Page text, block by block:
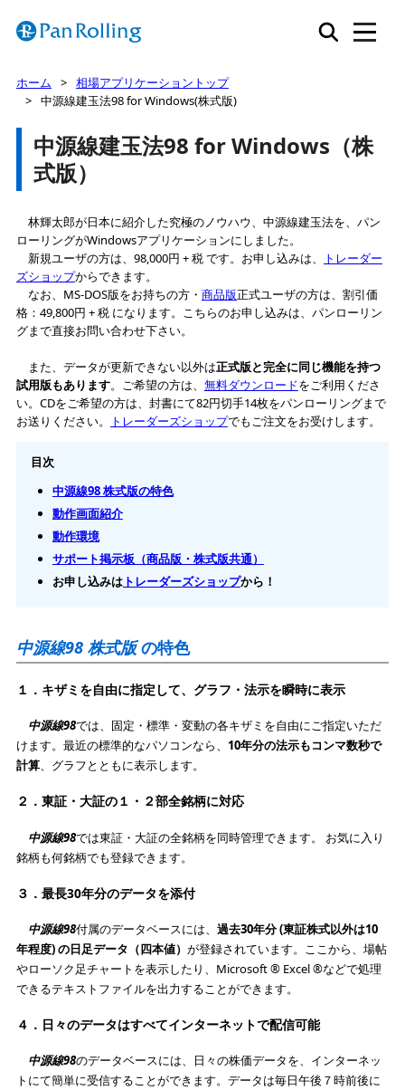
ホーム
相場アプリケーショントップ
中源線建玉法98 for Windows(株式版)
中源線建玉法98 for Windows（株
式版）
林輝太郎が日本に紹介した究極のノウハウ、中源線建玉法を、パン
ローリングがWindowsアプリケーションにしました。
新規ユーザの方は、98,000円 + 税 です。お申し込みは、
トレーダー
ズショップからできます。
なお、MS-DOS版をお持ちの方・ 商品版正式ユーザの方は、割引価
格：49,800円 + 税 になります。こちらのお申し込みは、パンローリン
グまで直接お問い合わせ下さい。
また、データが更新できない以外は正式版と完全に同じ機能を持つ
試用版もあります。ご希望の方は、 無料ダウンロードをご利用くださ
い。CDをご希望の方は、封書にて82円切手14枚をパンローリングまで
お送りください。
トレーダーズショップでもご注文をお受けします。
目次
中源線98 株式版の特色
動作画面紹介
動作環境
サポート掲示板（商品版・株式版共通）
お申し込みはトレーダーズショップから！
中源線98 株式版の特色
１．キザミを自由に指定して、グラフ・法示を瞬時に表示
中源線98では、 固定・標準・変動の各キザミを自由にご指定いただ
けます。最近の標準的なパソコンなら、 10年分の法示もコンマ数秒で
計算、グラフとともに表示します。
２．東証・大証の１・２部全銘柄に対応
中源線98では東証・大証の全銘柄を同時管理できます。 お気に入り
銘柄も何銘柄でも登録できます。
３．最長30年分のデータを添付
中源線98付属のデータベースには、 過去30年分 (東証株式以外は10
年程度) の日足データ（四本値） が登録されています。ここから、場帖
やローソク足チャートを表示したり、Microsoft ® Excel ®などで処理
できるテキストファイルを出力することができます。
４．日々のデータはすべてインターネットで配信可能
中源線98のデータベースには、日々の株価データを、インターネッ
トにて簡単に受信することができます。データは毎日午後７時前後に